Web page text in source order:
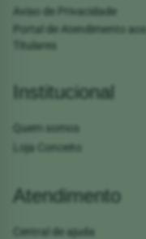
Aviso de Privacidade
Portal de Atendimento aos
Titulares
Institucional
Quem somos
Loja Conceito
Atendimento
Central de ajuda